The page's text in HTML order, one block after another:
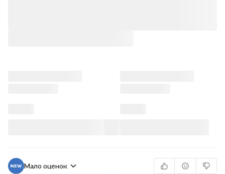
Мало оценок